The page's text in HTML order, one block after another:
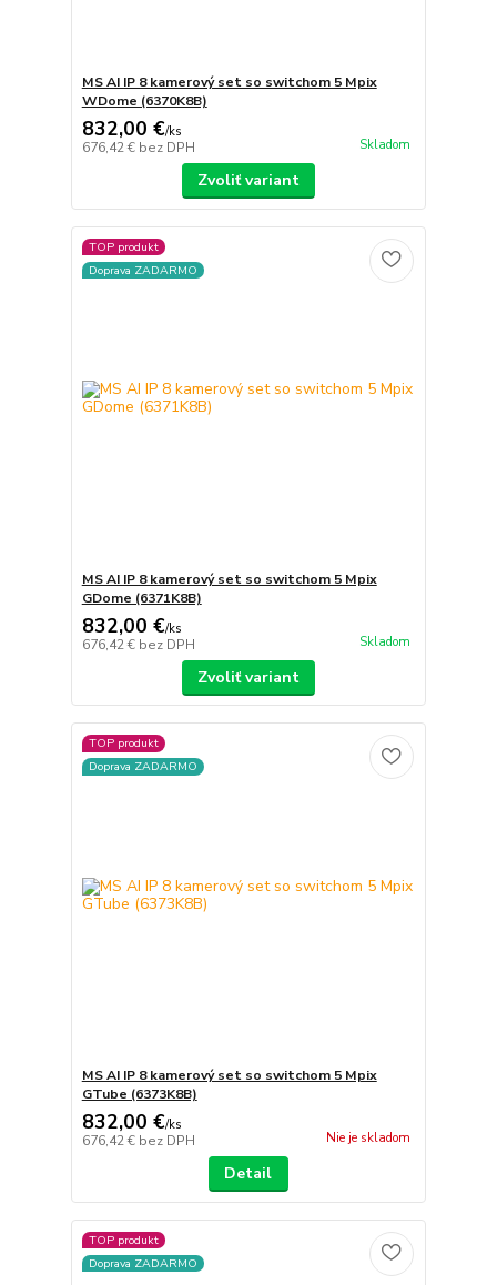
MS AI IP 8 kamerový set so switchom 5 Mpix
WDome (6370K8B)
832,00 €/ks
676,42 € bez DPH Skladom
Zvoliť variant
TOP produkt
Doprava ZADARMO
MS AI IP 8 kamerový set so switchom 5 Mpix
GDome (6371K8B)
832,00 €/ks
676,42 € bez DPH Skladom
Zvoliť variant
TOP produkt
Doprava ZADARMO
MS AI IP 8 kamerový set so switchom 5 Mpix
GTube (6373K8B)
832,00 €/ks
676,42 € bez DPH Nie je skladom
Detail
TOP produkt
Doprava ZADARMO